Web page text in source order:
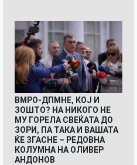
ВМРО-ДПМНЕ, КОЈ И
ЗОШТО? НА НИКОГО НЕ
МУ ГОРЕЛА СВЕЌАТА ДО
ЗОРИ, ПА ТАКА И ВАШАТА
ЌЕ ЗГАСНЕ – РЕДОВНА
КОЛУМНА НА ОЛИВЕР
АНДОНОВ